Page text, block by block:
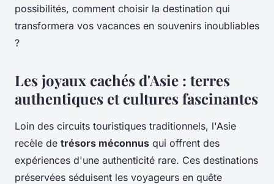
possibilités, comment choisir la destination qui
transformera vos vacances en souvenirs inoubliables
?
Les joyaux cachés d'Asie : terres
authentiques et cultures fascinantes
Loin des circuits touristiques traditionnels, l'Asie
recèle de trésors méconnus qui offrent des
expériences d'une authenticité rare. Ces destinations
préservées séduisent les voyageurs en quête